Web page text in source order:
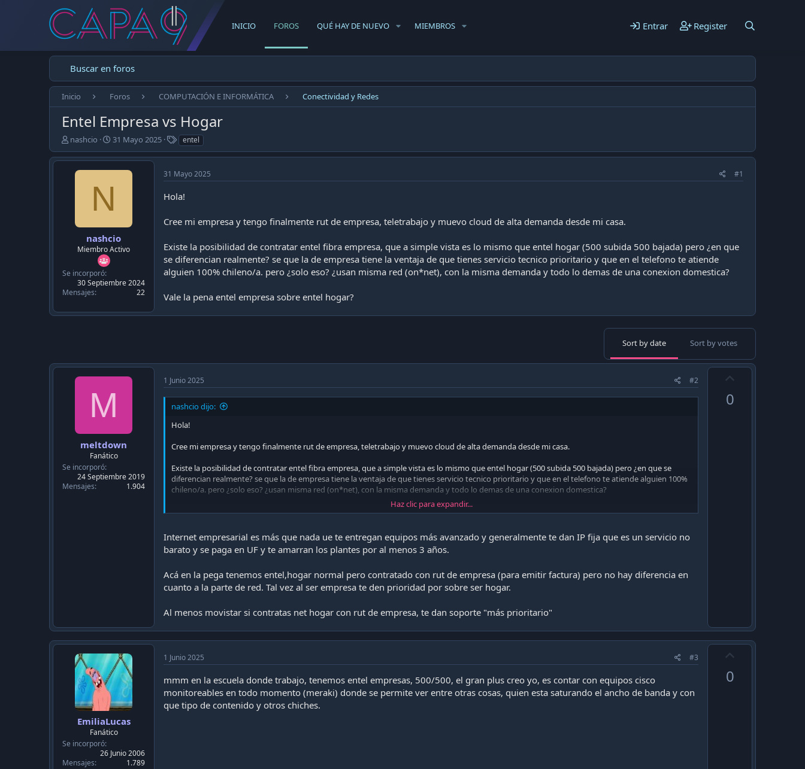
INICIO FOROS QUÉ HAY DE NUEVO MIEMBROS Entrar Register
Buscar en foros
Inicio Foros COMPUTACIÓN E INFORMÁTICA Conectividad y Redes
Entel Empresa vs Hogar
E
m
p
nashcio
F
e
c
h
p
u
b
l
a
ó
31 Mayo 2025
T
a
g
s
entel
N
nashcio
Miembro Activo
Se incorporó
30 Septiembre 2024
Mensajes
22
31 Mayo 2025 #1
Hola!
Cree mi empresa y tengo finalmente rut de empresa, teletrabajo y muevo cloud de alta demanda desde mi casa.
Existe la posibilidad de contratar entel fibra empresa, que a simple vista es lo mismo que entel hogar (500 subida 500 bajada) pero ¿en que
se diferencian realmente? se que la de empresa tiene la ventaja de que tienes servicio tecnico prioritario y que en el telefono te atiende
alguien 100% chileno/a. pero ¿solo eso? ¿usan misma red (on*net), con la misma demanda y todo lo demas de una conexion domestica?
Vale la pena entel empresa sobre entel hogar?
Sort by date Sort by votes
M
meltdown
Fanático
Se incorporó
24 Septiembre 2019
Mensajes
1.904
1 Junio 2025 #2
nashcio dijo:
Hola!
Cree mi empresa y tengo finalmente rut de empresa, teletrabajo y muevo cloud de alta demanda desde mi casa.
Existe la posibilidad de contratar entel fibra empresa, que a simple vista es lo mismo que entel hogar (500 subida 500 bajada) pero ¿en que se
diferencian realmente? se que la de empresa tiene la ventaja de que tienes servicio tecnico prioritario y que en el telefono te atiende alguien 100%
chileno/a. pero ¿solo eso? ¿usan misma red (on*net), con la misma demanda y todo lo demas de una conexion domestica?
Vale la pena entel empresa sobre entel hogar?
Haz clic para expandir...
Internet empresarial es más que nada ue te entregan equipos más avanzado y generalmente te dan IP fija que es un servicio no
barato y se paga en UF y te amarran los plantes por al menos 3 años.
Acá en la pega tenemos entel,hogar normal pero contratado con rut de empresa (para emitir factura) pero no hay diferencia en
cuanto a la parte de red. Tal vez al ser empresa te den prioridad por sobre ser hogar.
Al menos movistar si contratas net hogar con rut de empresa, te dan soporte "más prioritario"
0
EmiliaLucas
Fanático
Se incorporó
26 Junio 2006
Mensajes
1.789
1 Junio 2025 #3
mmm en la escuela donde trabajo, tenemos entel empresas, 500/500, el gran plus creo yo, es contar con equipos cisco
monitoreables en todo momento (meraki) donde se permite ver entre otras cosas, quien esta saturando el ancho de banda y con
que tipo de contenido y otros chiches.
0